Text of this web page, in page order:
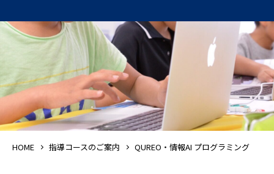
HOME 指導コースのご案内 QUREO・情報AI プログラミング